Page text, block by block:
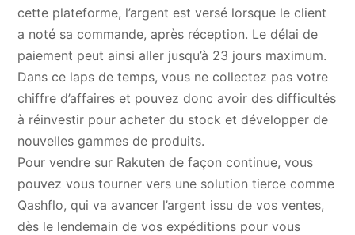
cette plateforme, l’argent est versé lorsque le client
a noté sa commande, après réception. Le délai de
paiement peut ainsi aller jusqu’à 23 jours maximum.
Dans ce laps de temps, vous ne collectez pas votre
chiffre d’affaires et pouvez donc avoir des difficultés
à réinvestir pour acheter du stock et développer de
nouvelles gammes de produits.
Pour vendre sur Rakuten de façon continue, vous
pouvez vous tourner vers une solution tierce comme
Qashflo, qui va avancer l’argent issu de vos ventes,
dès le lendemain de vos expéditions pour vous